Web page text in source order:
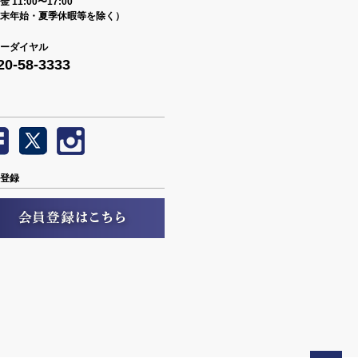
末年始・夏季休暇等を除く）
ダイヤル
58-3333
録